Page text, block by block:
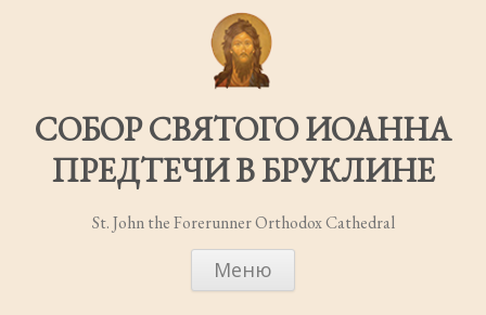
СОБОР СВЯТОГО ИОАННА
ПРЕДТЕЧИ В БРУКЛИНЕ
St. John the Forerunner Orthodox Cathedral
Меню